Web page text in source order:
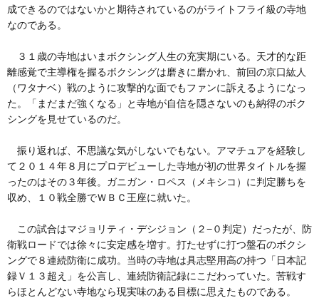
成できるのではないかと期待されているのがライトフライ級の寺地
なのである。
３１歳の寺地はいまボクシング人生の充実期にいる。天才的な距
離感覚で主導権を握るボクシングは磨きに磨かれ、前回の京口紘人
（ワタナベ）戦のように攻撃的な面でもファンに訴えるようになっ
た。「まだまだ強くなる」と寺地が自信を隠さないのも納得のボク
シングを見せているのだ。
振り返れば、不思議な気がしないでもない。アマチュアを経験し
て２０１４年８月にプロデビューした寺地が初の世界タイトルを握
ったのはその３年後。ガニガン・ロペス（メキシコ）に判定勝ちを
収め、１０戦全勝でＷＢＣ王座に就いた。
この試合はマジョリティ・デシジョン（２−０判定）だったが、防
衛戦ロードでは徐々に安定感を増す。打たせずに打つ盤石のボクシ
ングで８連続防衛に成功。当時の寺地は具志堅用高の持つ「日本記
録Ｖ１３超え」を公言し、連続防衛記録にこだわっていた。苦戦す
らほとんどない寺地なら現実味のある目標に思えたものである。